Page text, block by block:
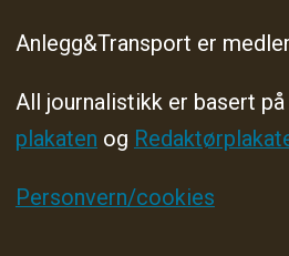
Anlegg&Transport er
All journalistikk er basert på
plakaten og
Personvern/cookies